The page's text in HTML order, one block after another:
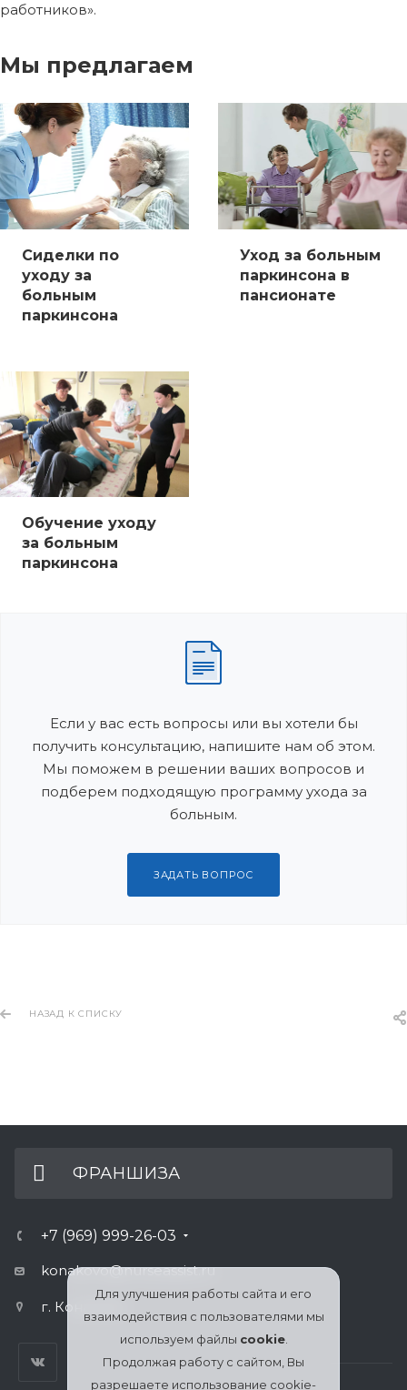
работников».
Мы предлагаем
Сиделки по
уходу за
больным
паркинсона
Уход за больным
паркинсона в
пансионате
Обучение уходу
за больным
паркинсона
Если у вас есть вопросы или вы хотели бы
получить консультацию, напишите нам об этом.
Мы поможем в решении ваших вопросов и
подберем подходящую программу ухода за
больным.
ЗАДАТЬ ВОПРОС
НАЗАД К СПИСКУ
ФРАНШИЗА
+7 (969) 999-26-03
konakovo@nurseassist.ru
г. Конаково
Для улучшения работы сайта и его
взаимодействия с пользователями мы
используем файлы cookie.
Продолжая работу с сайтом, Вы
разрешаете использование cookie-